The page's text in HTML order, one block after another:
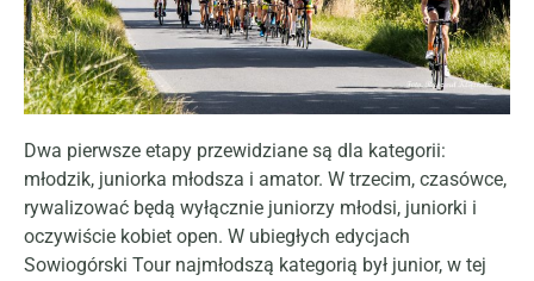
Dwa pierwsze etapy przewidziane są dla kategorii:
młodzik, juniorka młodsza i amator. W trzecim, czasówce,
rywalizować będą wyłącznie juniorzy młodsi, juniorki i
oczywiście kobiet open. W ubiegłych edycjach
Sowiogórski Tour najmłodszą kategorią był junior, w tej